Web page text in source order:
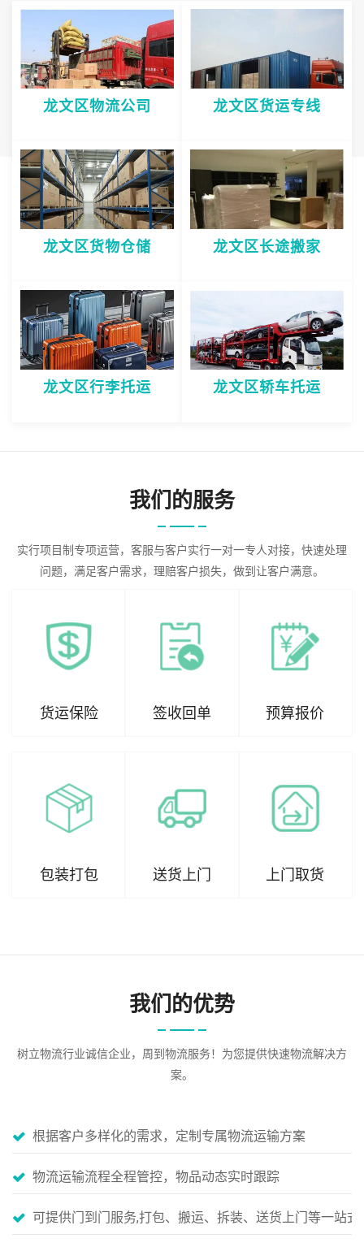
龙文区物流公司 龙文区货运专线
龙文区货物仓储 龙文区长途搬家
龙文区行李托运 龙文区轿车托运
我们的服务
实行项目制专项运营，客服与客户实行一对一专人对接，快速处理
问题，满足客户需求，理赔客户损失，做到让客户满意。
货运保险 签收回单 预算报价
包装打包 送货上门 上门取货
我们的优势
树立物流行业诚信企业，周到物流服务！为您提供快速物流解决方
案。
根据客户多样化的需求，定制专属物流运输方案
物流运输流程全程管控，物品动态实时跟踪
可提供门到门服务,打包、搬运、拆装、送货上门等一站